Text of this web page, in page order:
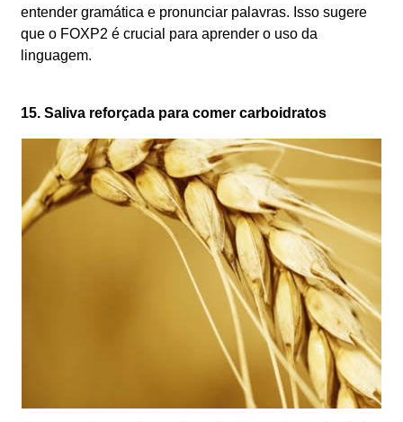
entender gramática e pronunciar palavras. Isso sugere
que o FOXP2 é crucial para aprender o uso da
linguagem.
15. Saliva reforçada para comer carboidratos